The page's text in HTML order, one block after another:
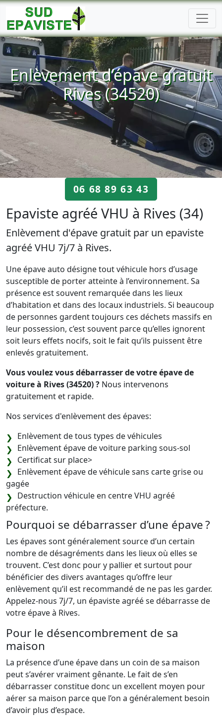
Enlèvement d’épave gratuit
Rives (34520)
06 68 89 63 43
Epaviste agréé VHU à Rives (34)
Enlèvement d'épave gratuit par un epaviste
agréé VHU 7j/7 à Rives.
Une épave auto désigne tout véhicule hors d’usage
susceptible de porter atteinte à l’environnement. Sa
présence est souvent remarquée dans les lieux
d’habitation et dans des locaux industriels. Si beaucoup
de personnes gardent toujours ces déchets massifs en
leur possession, c’est souvent parce qu’elles ignorent
soit leurs effets nocifs, soit le fait qu’ils puissent être
enlevés gratuitement.
Vous voulez vous débarrasser de votre épave de
voiture à Rives (34520) ? Nous intervenons
gratuitement et rapide.
Nos services d'enlèvement des épaves:
Enlèvement de tous types de véhicules
Enlèvement épave de voiture parking sous-sol
Certificat sur place>
Enlèvement épave de véhicule sans carte grise ou
gagée
Destruction véhicule en centre VHU agréé
préfecture.
Pourquoi se débarrasser d’une épave ?
Les épaves sont généralement source d’un certain
nombre de désagréments dans les lieux où elles se
trouvent. C’est donc pour y pallier et surtout pour
bénéficier des divers avantages qu’offre leur
enlèvement qu’il est recommandé de ne pas les garder.
Appelez-nous 7j/7, un épaviste agréé se débarrasse de
votre épave à Rives.
Pour le désencombrement de sa
maison
La présence d’une épave dans un coin de sa maison
peut s’avérer vraiment gênante. Le fait de s’en
débarrasser constitue donc un excellent moyen pour
aérer sa maison parce que l’on a généralement besoin
d’avoir plus d’espace.